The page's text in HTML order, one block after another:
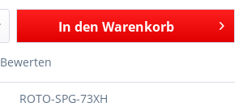
In den Warenkorb
Bewerten
ROTO-SPG-73XH